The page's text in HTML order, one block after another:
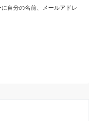
自分の名前、メールアドレ